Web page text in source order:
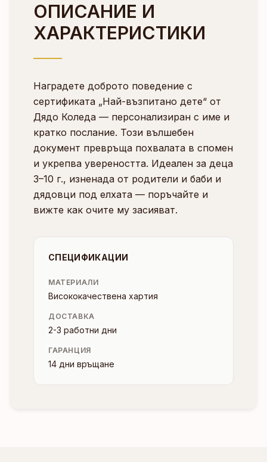
ОПИСАНИЕ И
ХАРАКТЕРИСТИКИ
Наградете доброто поведение с
сертификата „Най-възпитано дете“ от
Дядо Коледа — персонализиран с име и
кратко послание. Този вълшебен
документ превръща похвалата в спомен
и укрепва увереността. Идеален за деца
3–10 г., изненада от родители и баби и
дядовци под елхата — поръчайте и
вижте как очите му засияват.
СПЕЦИФИКАЦИИ
МАТЕРИАЛИ
Висококачествена хартия
ДОСТАВКА
2-3 работни дни
ГАРАНЦИЯ
14 дни връщане